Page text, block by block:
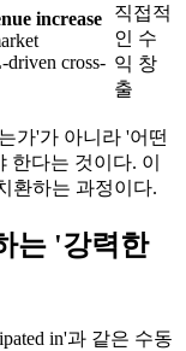
increase
driven cross-
직접적
인 수
익 창
출
가'가 아니라 '어떤
다는 것이다. 이
환하는 과정이다.
는 '강력한
in'과 같은 수동